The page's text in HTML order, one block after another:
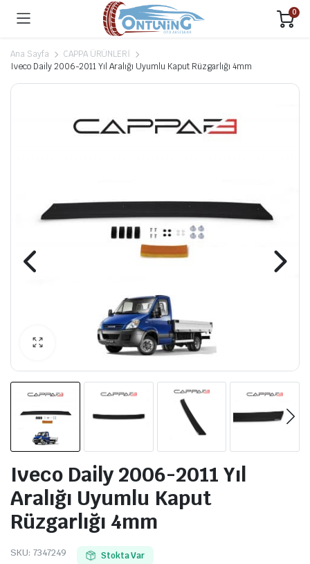
0
Ana Sayfa
CAPPA ÜRÜNLERİ
Iveco Daily 2006-2011 Yıl Aralığı Uyumlu Kaput Rüzgarlığı 4mm
Iveco Daily 2006-2011 Yıl
Aralığı Uyumlu Kaput
Rüzgarlığı 4mm
SKU: 7347249 Stokta Var